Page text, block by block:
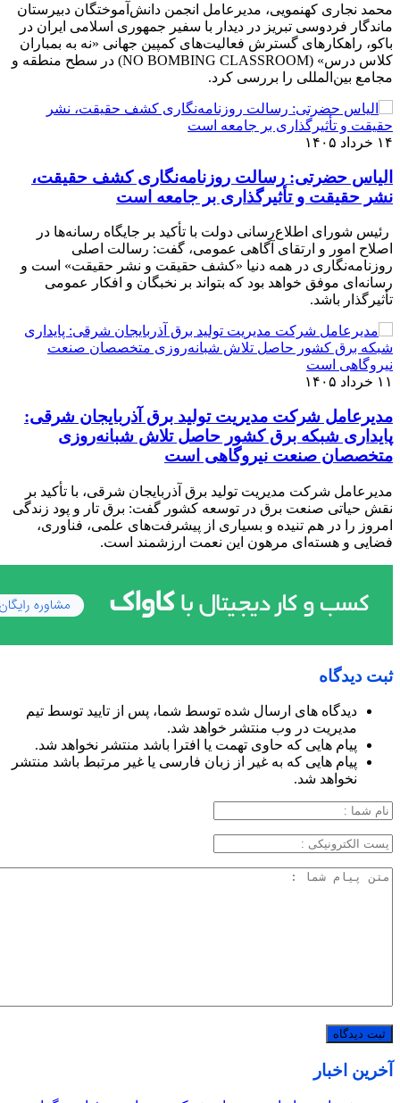
محمد نجاری کهنمویی، مدیرعامل انجمن دانش‌آموختگان دبیرستان
ماندگار فردوسی تبریز در دیدار با سفیر جمهوری اسلامی ایران در
باکو، راهکارهای گسترش فعالیت‌های کمپین جهانی «نه به بمباران
کلاس درس» (NO BOMBING CLASSROOM) در سطح منطقه و
مجامع بین‌المللی را بررسی کرد.
۱۴ خرداد ۱۴۰۵
الیاس حضرتی: رسالت روزنامه‌نگاری کشف حقیقت،
نشر حقیقت و تأثیرگذاری بر جامعه است
رئیس شورای اطلاع‌رسانی دولت با تأکید بر جایگاه رسانه‌ها در
اصلاح امور و ارتقای آگاهی عمومی، گفت: رسالت اصلی
روزنامه‌نگاری در همه دنیا «کشف حقیقت و نشر حقیقت» است و
رسانه‌ای موفق خواهد بود که بتواند بر نخبگان و افکار عمومی
تأثیرگذار باشد.
۱۱ خرداد ۱۴۰۵
مدیرعامل شرکت مدیریت تولید برق آذربایجان شرقی:
پایداری شبکه برق کشور حاصل تلاش شبانه‌روزی
متخصصان صنعت نیروگاهی است
مدیرعامل شرکت مدیریت تولید برق آذربایجان شرقی، با تأکید بر
نقش حیاتی صنعت برق در توسعه کشور گفت: برق تار و پود زندگی
امروز را در هم تنیده و بسیاری از پیشرفت‌های علمی، فناوری،
فضایی و هسته‌ای مرهون این نعمت ارزشمند است.
ثبت دیدگاه
دیدگاه های ارسال شده توسط شما، پس از تایید توسط تیم
مدیریت در وب منتشر خواهد شد.
پیام هایی که حاوی تهمت یا افترا باشد منتشر نخواهد شد.
پیام هایی که به غیر از زبان فارسی یا غیر مرتبط باشد منتشر
نخواهد شد.
آخرین اخبار